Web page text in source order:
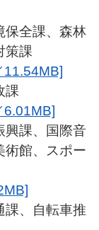
保全課、森林
策課
11.54MB]
課
6.01MB]
興課、国際音
術館、スポー
課、自転車推